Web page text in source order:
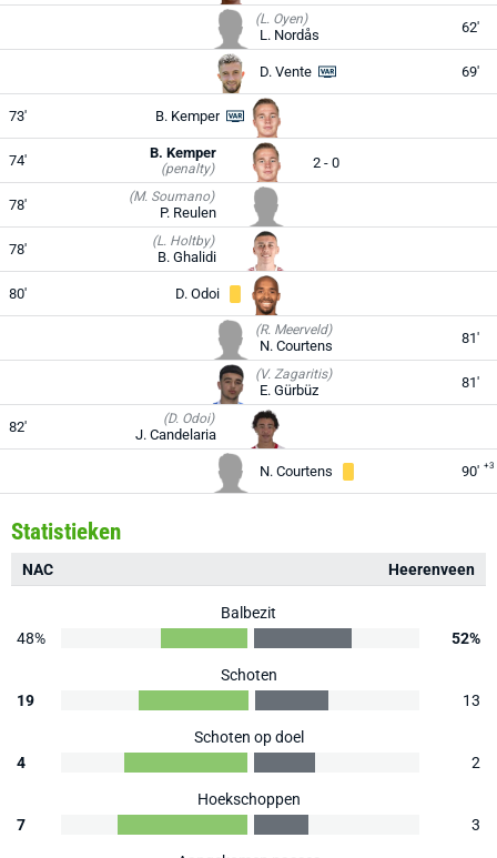
(L. Oyen)
L. Nordås 62'
D. Vente 69'
73' B. Kemper
74' (penalty)
B. Kemper
2 - 0
78' (M. Soumano)
P. Reulen
78' (L. Holtby)
B. Ghalidi
80' D. Odoi
(R. Meerveld)
N. Courtens 81'
(V. Zagaritis)
E. Gürbüz 81'
82' (D. Odoi)
J. Candelaria
N. Courtens 90' +3
Statistieken
NAC Heerenveen
Balbezit
48%
52%
Schoten
19
13
Schoten op doel
4
2
Hoekschoppen
7
3